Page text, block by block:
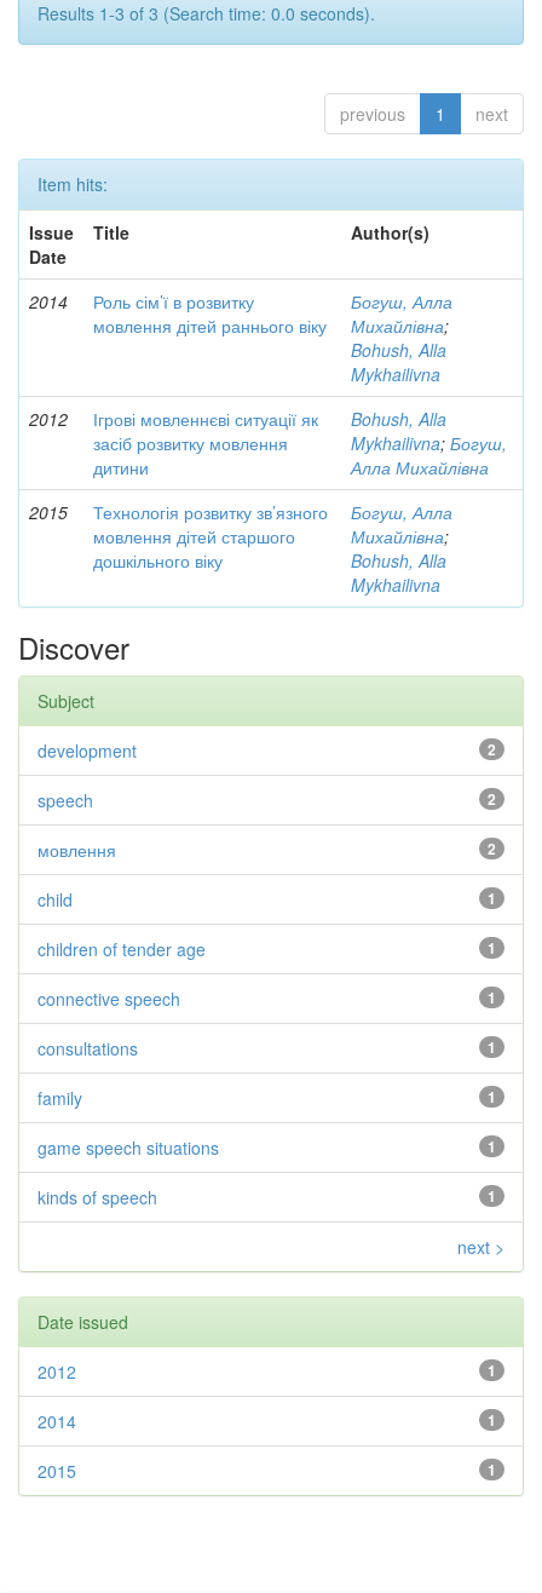
Results 1-3 of 3 (Search time: 0.0 seconds).
previous 1 next
Item hits:
Issue
Date
Title Author(s)
2014
Роль сім’ї в розвитку
мовлення дітей раннього віку
Богуш, Алла
Михайлівна;
Bohush, Alla
Mykhailivna
2012
Ігрові мовленнєві ситуації як
засіб розвитку мовлення
дитини
Bohush, Alla
Mykhailivna; Богуш,
Алла Михайлівна
2015
Технологія розвитку зв’язного
мовлення дітей старшого
дошкільного віку
Богуш, Алла
Михайлівна;
Bohush, Alla
Mykhailivna
Discover
Subject
2
development
2
speech
2
мовлення
1
child
1
children of tender age
1
connective speech
1
consultations
1
family
1
game speech situations
1
kinds of speech
next >
Date issued
1
2012
1
2014
1
2015